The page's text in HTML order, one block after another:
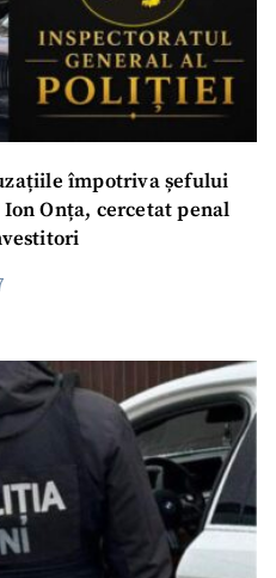
împotriva șefului
Onța, cercetat penal